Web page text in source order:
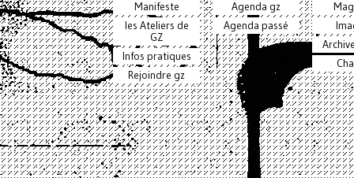
Manifeste
les Ateliers de
GZ
Infos pratiques
Rejoindre gz
Agenda gz
Agenda passé